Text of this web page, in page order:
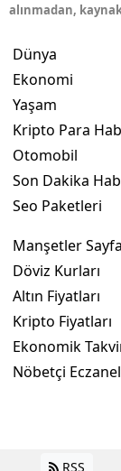
alınmadan,
Dünya
Ekonomi
Yaşam
Kripto Para
Otomobil
Son Dakika
Seo Paketleri
Manşetler
Döviz Kurları
Altın Fiyatları
Kripto Fiyatları
Ekonomik
Nöbetçi
RSS